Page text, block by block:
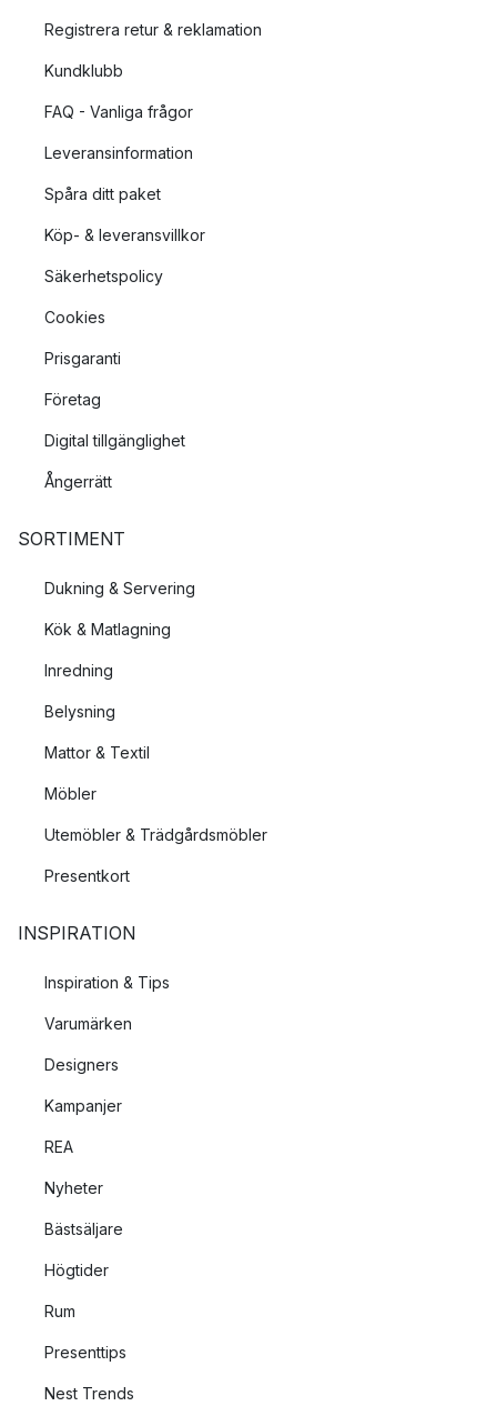
Registrera retur & reklamation
Kundklubb
FAQ - Vanliga frågor
Leveransinformation
Spåra ditt paket
Köp- & leveransvillkor
Säkerhetspolicy
Cookies
Prisgaranti
Företag
Digital tillgänglighet
Ångerrätt
SORTIMENT
Dukning & Servering
Kök & Matlagning
Inredning
Belysning
Mattor & Textil
Möbler
Utemöbler & Trädgårdsmöbler
Presentkort
INSPIRATION
Inspiration & Tips
Varumärken
Designers
Kampanjer
REA
Nyheter
Bästsäljare
Högtider
Rum
Presenttips
Nest Trends